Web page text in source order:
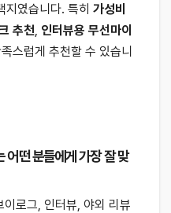
지였습니다. 특히 가성비
추천, 인터뷰용 무선마이
스럽게 추천할 수 있습니
떤 분들에게 가장 잘 맞
로그, 인터뷰, 야외 리뷰